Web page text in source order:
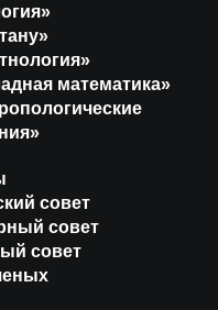
математика»
совет
совет
совет